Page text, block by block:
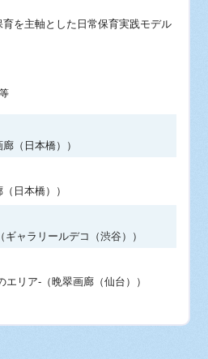
を主軸とした日常保育実践モデル
（日本橋））
日本橋））
ャラリールデコ（渋谷））
ア-（晩翠画廊（仙台））